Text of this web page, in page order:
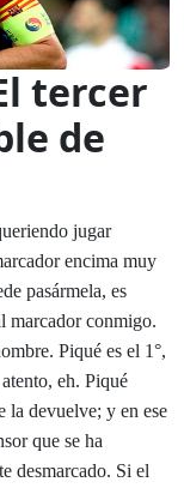
tercer
de
jugar
encima muy
pasármela, es
marcador conmigo.
Piqué es el 1°,
eh. Piqué
la devuelve; y en ese
que se ha
desmarcado. Si el